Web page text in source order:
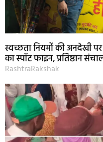
स्वच्छता नियमों की अनदेखी
का स्पॉट फाइन, प्रतिष्ठान
RashtraRakshak